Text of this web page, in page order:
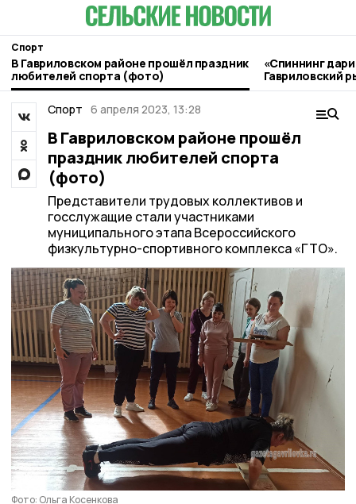
Спорт
В Гавриловском районе прошёл праздник
любителей спорта (фото)
«Спиннинг
Гавриловский
«читать» реку
Спорт 6 апреля 2023, 13:28
В Гавриловском районе прошёл
праздник любителей спорта
(фото)
Представители трудовых коллективов и
госслужащие стали участниками
муниципального этапа Всероссийского
физкультурно-спортивного комплекса «ГТО».
Фото: Ольга Косенкова